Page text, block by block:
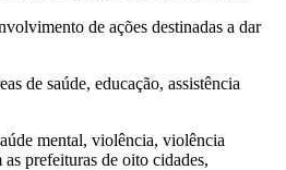
de ações destinadas a dar
de saúde, educação, assistência
mental, violência, violência
prefeituras de oito cidades,